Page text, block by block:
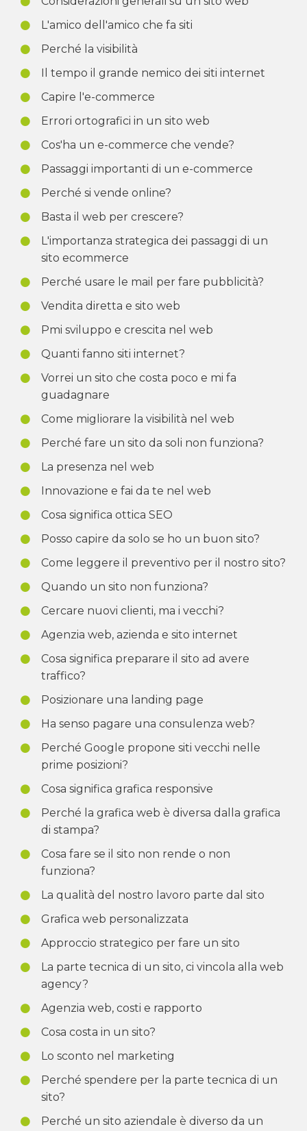
L'amico dell'amico che fa siti
Perché la visibilità
Il tempo il grande nemico dei siti internet
Capire l'e-commerce
Errori ortografici in un sito web
Cos'ha un e-commerce che vende?
Passaggi importanti di un e-commerce
Perché si vende online?
Basta il web per crescere?
L'importanza strategica dei passaggi di un
sito ecommerce
Perché usare le mail per fare pubblicità?
Vendita diretta e sito web
Pmi sviluppo e crescita nel web
Quanti fanno siti internet?
Vorrei un sito che costa poco e mi fa
guadagnare
Come migliorare la visibilità nel web
Perché fare un sito da soli non funziona?
La presenza nel web
Innovazione e fai da te nel web
Cosa significa ottica SEO
Posso capire da solo se ho un buon sito?
Come leggere il preventivo per il nostro sito?
Quando un sito non funziona?
Cercare nuovi clienti, ma i vecchi?
Agenzia web, azienda e sito internet
Cosa significa preparare il sito ad avere
traffico?
Posizionare una landing page
Ha senso pagare una consulenza web?
Perché Google propone siti vecchi nelle
prime posizioni?
Cosa significa grafica responsive
Perché la grafica web è diversa dalla grafica
di stampa?
Cosa fare se il sito non rende o non
funziona?
La qualità del nostro lavoro parte dal sito
Grafica web personalizzata
Approccio strategico per fare un sito
La parte tecnica di un sito, ci vincola alla web
agency?
Agenzia web, costi e rapporto
Cosa costa in un sito?
Lo sconto nel marketing
Perché spendere per la parte tecnica di un
sito?
Perché un sito aziendale è diverso da un